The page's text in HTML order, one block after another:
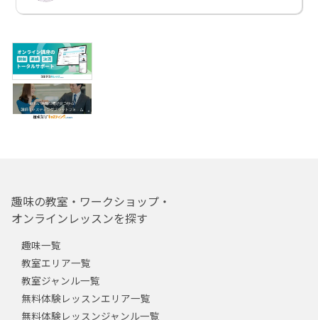
趣味の教室・ワークショップ・
オンラインレッスンを探す
趣味一覧
教室エリア一覧
教室ジャンル一覧
無料体験レッスンエリア一覧
無料体験レッスンジャンル一覧